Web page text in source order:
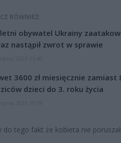
RÓWNIEŻ:
obywatel Ukrainy
nastąpił zwrot w sprawie
3600 zł miesięcznie
dzieci do 3. roku życia
do tego fakt że kobieta nie